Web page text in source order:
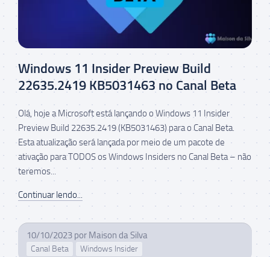
Windows 11 Insider Preview Build
22635.2419 KB5031463 no Canal Beta
Olá, hoje a Microsoft está lançando o Windows 11 Insider
Preview Build 22635.2419 (KB5031463) para o Canal Beta.
Esta atualização será lançada por meio de um pacote de
ativação para TODOS os Windows Insiders no Canal Beta – não
teremos...
Continuar lendo...
10/10/2023 por Maison da Silva
Canal Beta Windows Insider